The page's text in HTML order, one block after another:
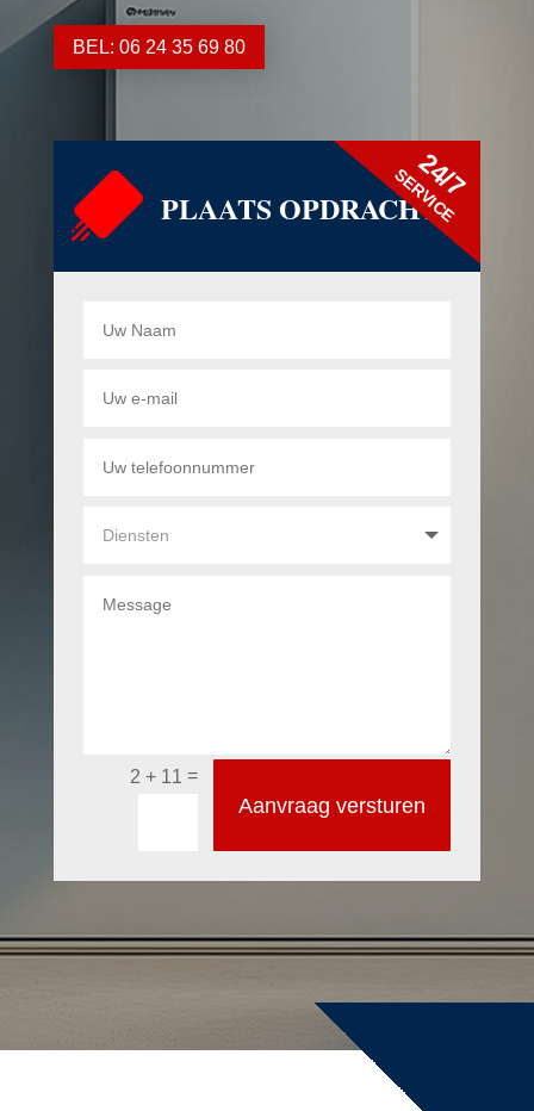
BEL: 06 24 35 69 80
PLAATS OPDRACHT
24/7
SERVICE
2 + 11 =
Aanvraag versturen